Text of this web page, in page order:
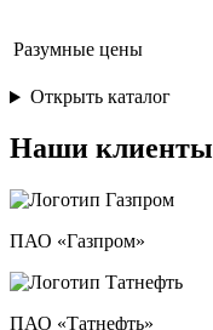
Разумные цены
Открыть каталог
Наши клиенты
ПАО «Газпром»
ПАО «Татнефть»